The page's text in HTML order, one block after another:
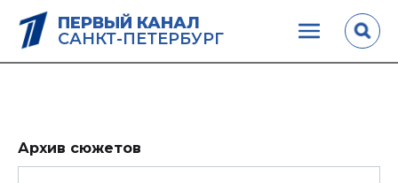
ПЕРВЫЙ КАНАЛ
САНКТ-ПЕТЕРБУРГ
Архив сюжетов